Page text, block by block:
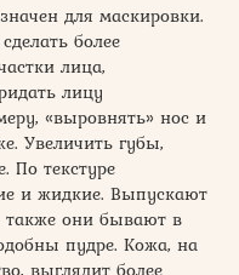
для маскировки.
более
лица,
лицу
«выровнять» нос и
Увеличить губы,
По текстуре
и жидкие. Выпускают
также они бывают в
пудре. Кожа, на